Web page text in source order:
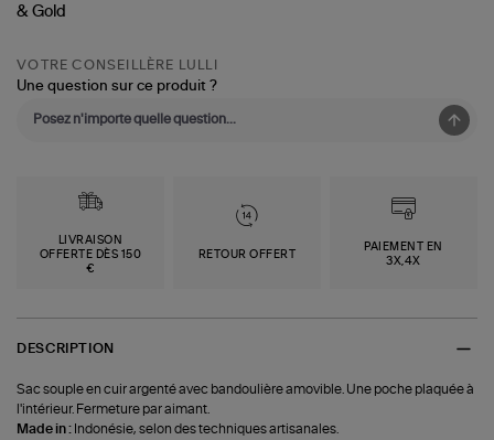
VOTRE CONSEILLÈRE LULLI
Une question sur ce produit ?
LIVRAISON
OFFERTE DÈS 150
€
RETOUR OFFERT
PAIEMENT EN
3X,4X
DESCRIPTION
Sac souple en cuir argenté avec bandoulière amovible. Une poche plaquée à
l'intérieur. Fermeture par aimant.
Made in : Indonésie, selon des techniques artisanales.